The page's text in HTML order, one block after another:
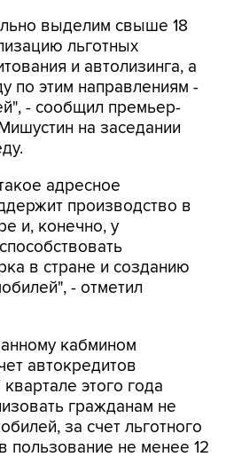
выделим свыше 18
льготных
и автолизинга, а
по этим направлениям -
- сообщил премьер-
на заседании
адресное
производство в
и, конечно, у
в стране и созданию
- отметил
кабмином
автокредитов
этого года
гражданам не
за счет льготного
пользование не менее 12